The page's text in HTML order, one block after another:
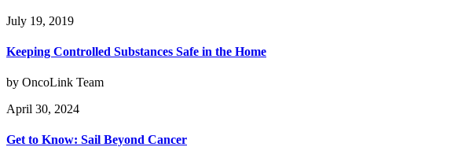
July 19, 2019
Keeping Controlled Substances Safe in the Home
by OncoLink Team
April 30, 2024
Get to Know: Sail Beyond Cancer